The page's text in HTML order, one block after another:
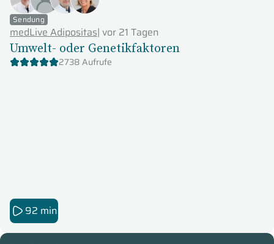
Sendung
medLive Adipositas| vor 21 Tagen
Umwelt- oder Genetikfaktoren
2738 Aufrufe
92 min